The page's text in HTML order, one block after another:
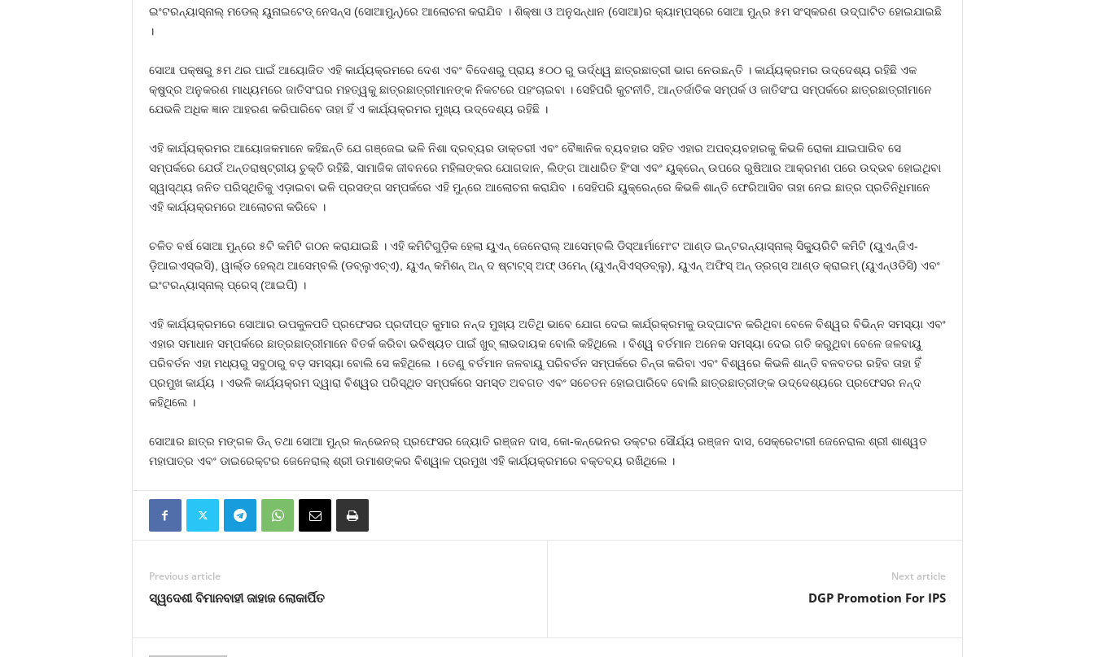
ଇଂଟରନ୍ୟାସ୍‌ନାଲ୍ ମଡେଲ୍ ୟୁନାଇଟେଡ୍ ନେସନ୍ସ (ସୋଆମୁନ୍‌)ରେ ଆଲୋଚନା କରାଯିବ । ଶିକ୍ଷା ଓ ଅନୁସନ୍ଧାନ (ସୋଆ)ର କ୍ୟାମ୍ପସ୍‌ରେ ସୋଆ ମୁନ୍‌ର ୫ମ ସଂସ୍କରଣ ଉଦ୍‌ଘାଟିତ ହୋଇଯାଇଛି
।
ସୋଆ ପକ୍ଷରୁ ୫ମ ଥର ପାଇଁ ଆୟୋଜିତ ଏହି କାର୍ଯ୍ୟକ୍ରମରେ ଦେଶ ଏବଂ ବିଦେଶରୁ ପ୍ରାୟ ୫୦୦ ରୁ ଊର୍ଦ୍ଧ୍ୱ ଛାତ୍ରଛାତ୍ରୀ ଭାଗ ନେଉଛନ୍ତି । କାର୍ଯ୍ୟକ୍ରମର ଉଦ୍ଦେଶ୍ୟ ରହିଛି ଏକ
କ୍ଷୁଦ୍ର ଅନୁକରଣ ମାଧ୍ୟମରେ ଜାତିସଂଘର ମହତ୍ୱକୁ ଛାତ୍ରଛାତ୍ରୀମାନଙ୍କ ନିକଟରେ ପହଂଚାଇବା । ସେହିପରି କୁଟନୀତି, ଆନ୍ତର୍ଜାତିକ ସମ୍ପର୍କ ଓ ଜାତିସଂଘ ସମ୍ପର୍କରେ ଛାତ୍ରଛାତ୍ରୀମାନେ
ଯେଭଳି ଅଧିକ ଜ୍ଞାନ ଆହରଣ କରିପାରିବେ ତାହା ହିଁ ଏ କାର୍ଯ୍ୟକ୍ରମର ମୁଖ୍ୟ ଉଦ୍ଦେଶ୍ୟ ରହିଛି ।
ଏହି କାର୍ଯ୍ୟକ୍ରମର ଆୟୋଜକମାନେ କହିଛନ୍ତି ଯେ ଗଞ୍ଜେଇ ଭଳି ନିଶା ଦ୍ରବ୍ୟର ଡାକ୍ତରୀ ଏବଂ ବୈଜ୍ଞାନିକ ବ୍ୟବହାର ସହିତ ଏହାର ଅପବ୍ୟବହାରକୁ କିଭଳି ରୋକା ଯାଇପାରିବ ସେ
ସମ୍ପର୍କରେ ଯେଉଁ ଅନ୍ତରାଷ୍ଟ୍ରୀୟ ଚୁକ୍ତି ରହିଛି, ସାମାଜିକ ଜୀବନରେ ମହିଳାଙ୍କର ଯୋଗଦାନ, ଲିଙ୍ଗ ଆଧାରିତ ହିଂସା ଏବଂ ୟୁକ୍ରେନ୍ ଉପରେ ରୁଷିଆର ଆକ୍ରମଣ ପରେ ଉଦ୍ଭବ ହୋଇଥିବା
ସ୍ୱାସ୍ଥ୍ୟ ଜନିତ ପରିସ୍ଥିତିକୁ ଏଡ଼ାଇବା ଭଳି ପ୍ରସଙ୍ଗ ସମ୍ପର୍କରେ ଏହି ମୁନ୍‌ରେ ଆଲୋଚନା କରାଯିବ । ସେହିପରି ୟୁକ୍ରେନ୍‌ରେ କିଭଳି ଶାନ୍ତି ଫେରିଆସିବ ତାହା ନେଇ ଛାତ୍ର ପ୍ରତିନିଧିମାନେ
ଏହି କାର୍ଯ୍ୟକ୍ରମରେ ଆଲୋଚନା କରିବେ ।
ଚଳିତ ବର୍ଷ ସୋଆ ମୁନ୍‌ରେ ୫ଟି କମିଟି ଗଠନ କରାଯାଇଛି । ଏହି କମିଟିଗୁଡ଼ିକ ହେଲା ୟୁଏନ୍ ଜେନେରାଲ୍ ଆସେମ୍ବଲି ଡିସ୍‌ଆର୍ମାମେଂଟ ଆଣ୍ଡ ଇନ୍‌ଟରନ୍ୟାସ୍‌ନାଲ୍ ସିକ୍ୟୁରିଟି କମିଟି (ୟୁଏନ୍‌ଜିଏ-
ଡ଼ିଆଇଏସ୍‌ଇସି), ୱାର୍ଲ୍ଡ ହେଲ୍‌ଥ ଆସେମ୍ବଲି (ଡବ୍ଲୁଏଚ୍‌ଏ), ୟୁଏନ୍ କମିଶନ୍ ଅନ୍ ଦ ଷ୍ଟାଟ୍‌ସ୍ ଅଫ୍ ଓମେନ୍ (ୟୁଏନ୍‌ସିଏସ୍‌ଡବ୍ଲୁ), ୟୁଏନ୍ ଅଫିସ୍ ଅନ୍ ଡ୍ରଗ୍ସ ଆଣ୍ଡ କ୍ରାଇମ୍ (ୟୁଏନ୍‌ଓଡିସି) ଏବଂ
ଇଂଟରନ୍ୟାସ୍‌ନାଲ୍ ପ୍ରେସ୍ (ଆଇପି) ।
ଏହି କାର୍ଯ୍ୟକ୍ରମରେ ସୋଆର ଉପକୁଳପତି ପ୍ରଫେସର ପ୍ରଦୀପ୍ତ କୁମାର ନନ୍ଦ ମୁଖ୍ୟ ଅତିଥି ଭାବେ ଯୋଗ ଦେଇ କାର୍ଯ୍ରକ୍ରମକୁ ଉଦ୍‌ଘାଟନ କରିଥିବା ବେଳେ ବିଶ୍ୱର ବିଭିନ୍ନ ସମସ୍ୟା ଏବଂ
ଏହାର ସମାଧାନ ସମ୍ପର୍କରେ ଛାତ୍ରଛାତ୍ରୀମାନେ ବିତର୍କ କରିବା ଭବିଷ୍ୟତ ପାଇଁ ଖୁବ୍ ଲାଭଦାୟକ ବୋଲି କହିଥିଲେ । ବିଶ୍ୱ ବର୍ତମାନ ଅନେକ ସମସ୍ୟା ଦେଇ ଗତି କରୁଥିବା ବେଳେ ଜଳବାୟୁ
ପରିବର୍ତନ ଏହା ମଧ୍ୟରୁ ସବୁଠାରୁ ବଡ଼ ସମସ୍ୟା ବୋଲି ସେ କହିଥିଲେ । ତେଣୁ ବର୍ତମାନ ଜଳବାୟୁ ପରିବର୍ତନ ସମ୍ପର୍କରେ ଚିନ୍ତା କରିବା ଏବଂ ବିଶ୍ୱରେ କିଭଳି ଶାନ୍ତି ବଳବତର ରହିବ ତାହା ହିଁ
ପ୍ରମୁଖ କାର୍ଯ୍ୟ । ଏଭଳି କାର୍ଯ୍ୟକ୍ରମ ଦ୍ୱାରା ବିଶ୍ୱର ପରିସ୍ଥିତ ସମ୍ପର୍କରେ ସମସ୍ତ ଅବଗତ ଏବଂ ସଚେତନ ହୋଇପାରିବେ ବୋଲି ଛାତ୍ରଛାତ୍ରୀଙ୍କ ଉଦ୍ଦେଶ୍ୟରେ ପ୍ରଫେସର ନନ୍ଦ
କହିଥିଲେ ।
ସୋଆର ଛାତ୍ର ମଙ୍ଗଳ ଡିନ୍ ତଥା ସୋଆ ମୁନ୍‌ର କନ୍‌ଭେନର୍ ପ୍ରଫେସର ଜ୍ୟୋତି ରଞ୍ଜନ ଦାସ, କୋ-କନ୍‌ଭେନର ଡକ୍ଟର ସୌର୍ଯ୍ୟ ରଞ୍ଜନ ଦାସ, ସେକ୍ରେଟାରୀ ଜେନେରାଲ ଶ୍ରୀ ଶାଶ୍ୱତ
ମହାପାତ୍ର ଏବଂ ଡାଇରେକ୍ଟର ଜେନେରାଲ୍ ଶ୍ରୀ ଉମାଶଙ୍କର ବିଶ୍ୱାଳ ପ୍ରମୁଖ ଏହି କାର୍ଯ୍ୟକ୍ରମରେ ବକ୍ତବ୍ୟ ରଖିଥିଲେ ।
Previous article
ସ୍ୱଦେଶୀ ବିମାନବାହୀ ଜାହାଜ ଲୋକାର୍ପିତ
Next article
DGP Promotion For IPS